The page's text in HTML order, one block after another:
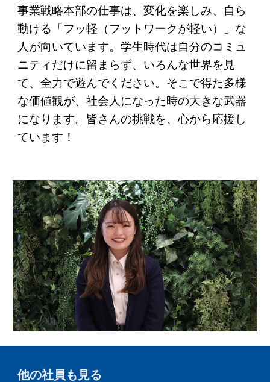
事業戦略本部の仕事は、変化を楽しみ、自ら
動ける「フッ軽（フットワークが軽い）」な
人が向いています。学生時代は自分のコミュ
ニティだけに留まらず、いろんな世界を見
て、全力で遊んでください。そこで得た多様
な価値観が、社会人になった時の大きな武器
になります。皆さんの挑戦を、心から応援し
ています！
他の社員も見る